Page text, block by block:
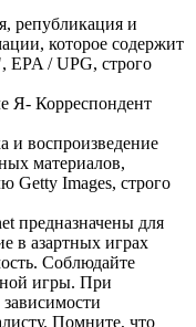
републикация и
которое содержит
EPA / UPG, строго
Я- Корреспондент
и воспроизведение
материалов,
Getty Images, строго
предназначены для
в азартных играх
Соблюдайте
игры. При
Помните, что